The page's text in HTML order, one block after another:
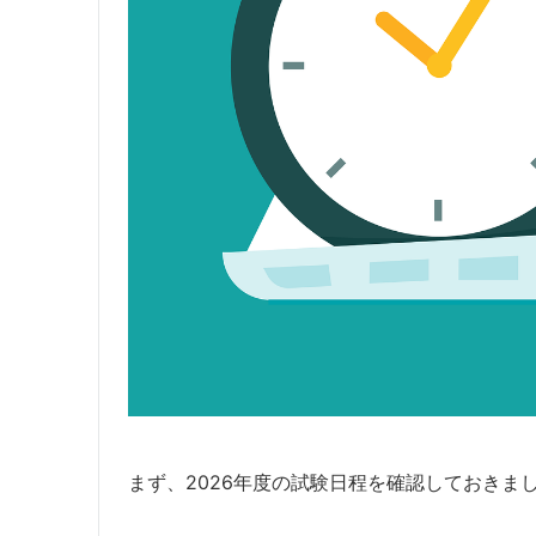
まず、2026年度の試験日程を確認しておきま